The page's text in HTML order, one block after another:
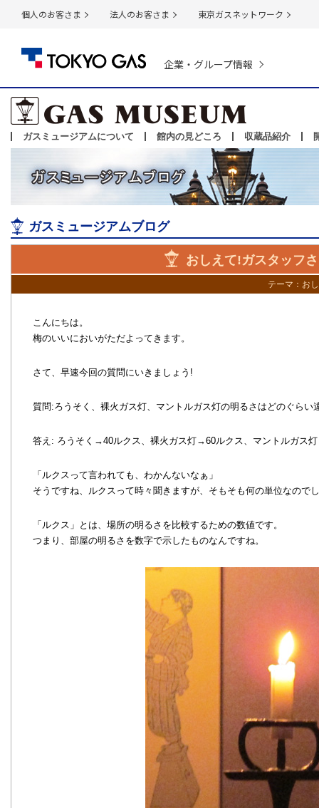
個人のお客さま 法人のお客さま 東京ガスネットワーク
企業・グループ情報
ガスミュージアムについて 館内の見どころ 収蔵品紹介
ガスミュージアムブログ
おしえて!ガスタッフ
テーマ： お
こんにちは。
梅のいいにおいがただよってきます。
さて、早速今回の質問にいきましょう!
質問:ろうそく、裸火ガス灯、マントルガス灯の明るさはどのぐらい
答え: ろうそく→40ルクス、裸火ガス灯→60ルクス、マントルガス
「ルクスって言われても、わかんないなぁ」
そうですね、ルクスって時々聞きますが、そもそも何の単位なので
「ルクス」とは、場所の明るさを比較するための数値です。
つまり、部屋の明るさを数字で示したものなんですね。